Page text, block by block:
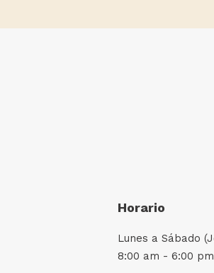
Horario
Lunes a Sábado
8:00 am - 6:00 pm